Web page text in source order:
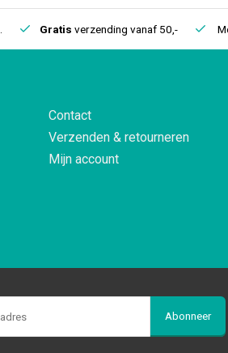
Gratis verzending vanaf 50,-
Contact
Verzenden & retourneren
Mijn account
Abonneer